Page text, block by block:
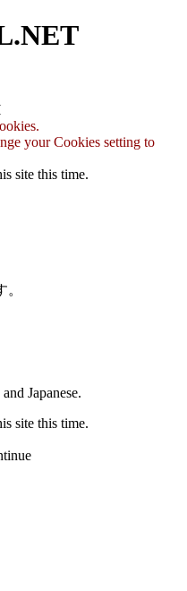
your Cookies setting to
site this time.
Japanese.
site this time.